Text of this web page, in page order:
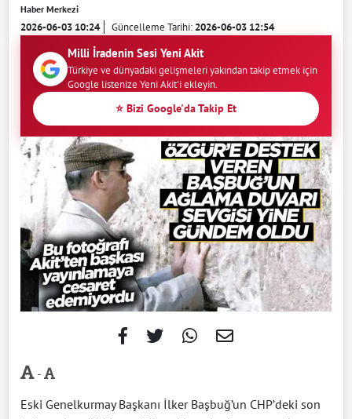
Haber Merkezi
2026-06-03 10:24 Güncelleme Tarihi:2026-06-03 12:54
Milli İradenin Sesi Yeni Akit
Türkiye ve dünyadaki gelişmeleri yakından takip etmek için
Google listenize Yeni Akit'i ekleyin.
⭐ Bizi Google'da Takip Et
-
Eski Genelkurmay Başkanı İlker Başbuğ’un CHP’deki son